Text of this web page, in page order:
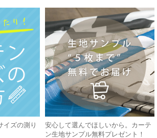
イズの測り
安心して選んでほしいから。カーテ
ン生地サンプル無料プレゼント！